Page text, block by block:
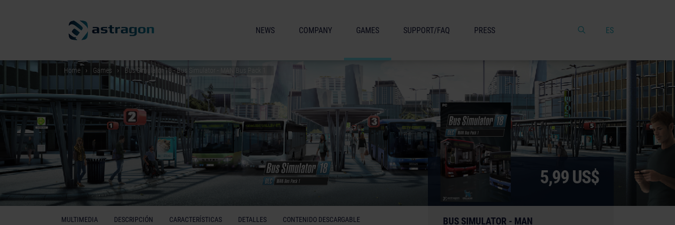
ES
NEWS COMPANY GAMES SUPPORT/FAQ PRESS
Home Games Bus Simulator 18 - Bus Simulator - MAN Bus Pack 1
5,99 US$
BUS SIMULATOR - MAN
MULTIMEDIA DESCRIPCIÓN CARACTERÍSTICAS DETALLES CONTENIDO DESCARGABLE